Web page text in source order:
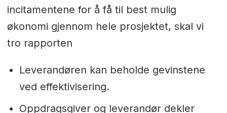
incitamentene for å få til best mulig
økonomi gjennom hele prosjektet, skal vi
tro rapporten
Leverandøren kan beholde gevinstene
ved effektivisering.
Oppdragsgiver og leverandør dekler